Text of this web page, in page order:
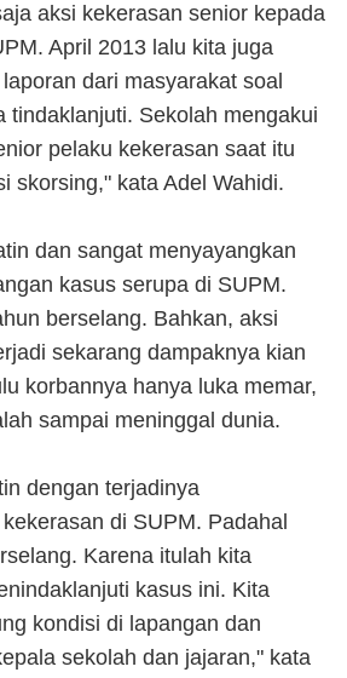
aksi kekerasan senior kepada
April 2013 lalu kita juga
dari masyarakat soal
tindaklanjuti. Sekolah mengakui
pelaku kekerasan saat itu
skorsing," kata Adel Wahidi.
dan sangat menyayangkan
kasus serupa di SUPM.
berselang. Bahkan, aksi
sekarang dampaknya kian
korbannya hanya luka memar,
sampai meninggal dunia.
dengan terjadinya
di SUPM. Padahal
Karena itulah kita
kasus ini. Kita
kondisi di lapangan dan
sekolah dan jajaran," kata